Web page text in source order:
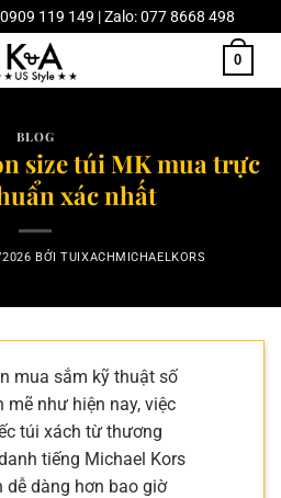
0909 119 149 | Zalo: 077 8668 498
0
BLOG
size túi MK mua trực
xác nhất
BỞITUIXACHMICHAELKORS
mua sắm kỹ thuật số
mẽ như hiện nay, việc
túi xách từ thương
tiếng Michael Kors
dễ dàng hơn bao giờ